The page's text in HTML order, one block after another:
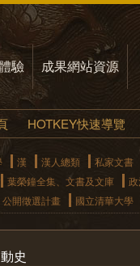
驗 成果網站資源
HOTKEY快速導覽
漢 漢人總類
私家文書
葉榮鐘全集、文書及文庫
公開徵選計畫 國立清華大學
史